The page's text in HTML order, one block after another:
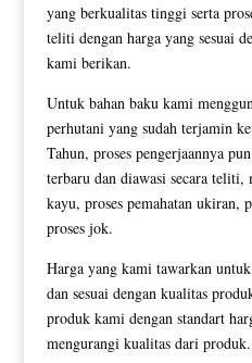
yang berkualitas tinggi serta
teliti dengan harga yang sesuai
kami berikan.
Untuk bahan baku kami
perhutani yang sudah terjamin
Tahun, proses pengerjaannya
terbaru dan diawasi secara
kayu, proses pemahatan ukiran,
proses jok.
Harga yang kami tawarkan
dan sesuai dengan kualitas
produk kami dengan standart
mengurangi kualitas dari produk.